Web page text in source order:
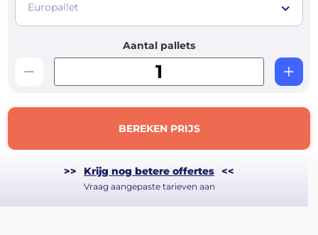
Europallet
Aantal pallets
BEREKEN PRIJS
>> Krijg nog betere offertes <<
Vraag aangepaste tarieven aan